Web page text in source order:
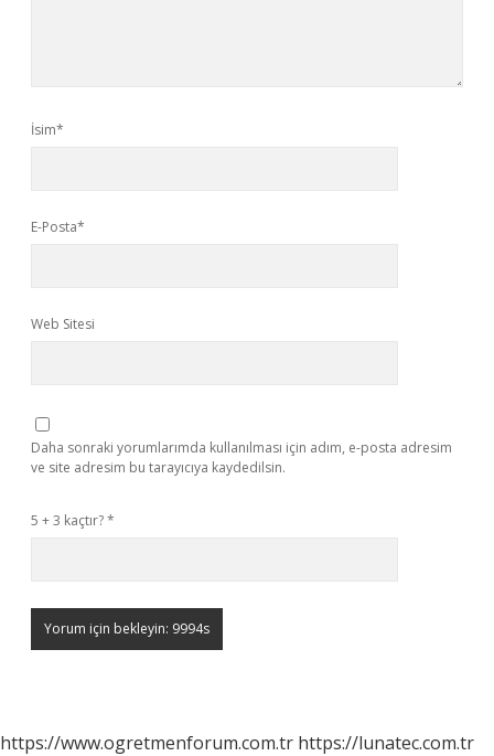
İsim*
E-Posta*
Web Sitesi
Daha sonraki yorumlarımda kullanılması için adım, e-posta adresim
ve site adresim bu tarayıcıya kaydedilsin.
5 + 3 kaçtır?*
https://www.ogretmenforum.com.tr https://lunatec.com.tr